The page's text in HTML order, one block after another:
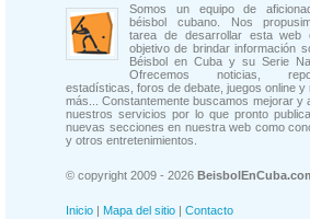
Somos un equipo de
béisbol cubano. Nos
tarea de desarrollar esta web
objetivo de brindar información
Béisbol en Cuba y su Serie
Ofrecemos noticias,
estadísticas, foros de debate, juegos online y
más... Constantemente buscamos mejorar y
nuestros servicios por lo que pronto
nuevas secciones en nuestra web como
y otros entretenimientos.
© copyright 2009 - 2026
Inicio | Mapa del sitio | Contacto